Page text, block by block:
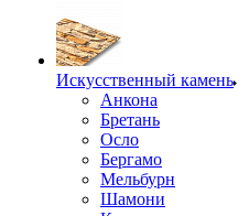
Искусственный камень
Анкона
Бретань
Осло
Бергамо
Мельбурн
Шамони